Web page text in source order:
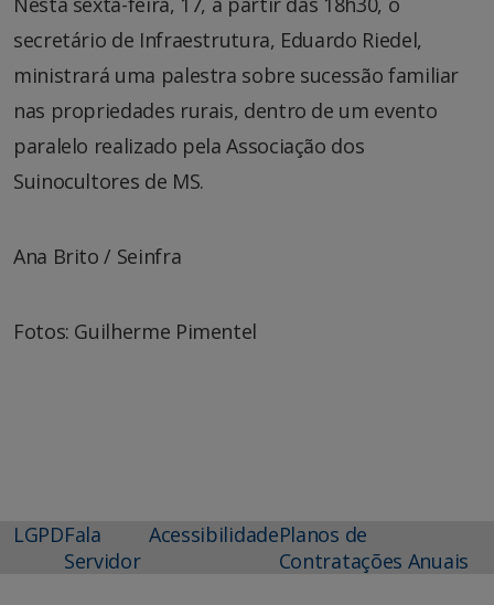
secretário de Infraestrutura, Eduardo Riedel,
ministrará uma palestra sobre sucessão familiar
nas propriedades rurais, dentro de um evento
paralelo realizado pela Associação dos
Suinocultores de MS.
Ana Brito / Seinfra
Fotos: Guilherme Pimentel
LGPDFala
Servidor
AcessibilidadePlanos de
Contratações Anuais